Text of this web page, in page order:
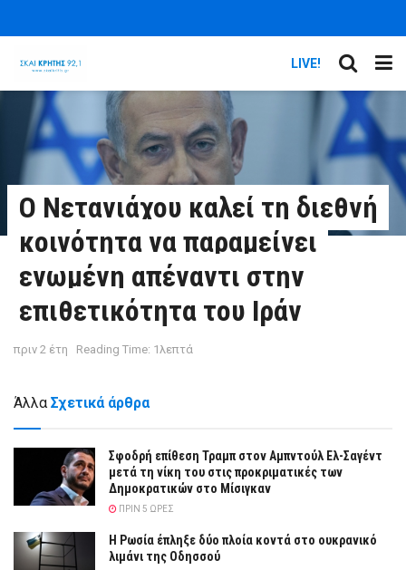
LIVE!
Ο Νετανιάχου καλεί τη διεθνή
κοινότητα να παραμείνει
ενωμένη απέναντι στην
επιθετικότητα του Ιράν
πριν 2 έτη Reading Time: 1λεπτά
Άλλα Σχετικά άρθρα
Σφοδρή επίθεση Τραμπ στον Αμπντούλ Ελ-Σαγέντ
μετά τη νίκη του στις προκριματικές των
Δημοκρατικών στο Μίσιγκαν
ΠΡΙΝ 5 ΏΡΕΣ
Η Ρωσία έπληξε δύο πλοία κοντά στο ουκρανικό
λιμάνι της Οδησσού